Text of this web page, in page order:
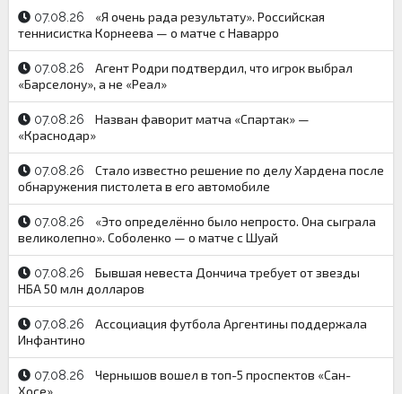
07.08.26
«Я очень рада результату». Российская
теннисистка Корнеева — о матче с Наварро
07.08.26
Агент Родри подтвердил, что игрок выбрал
«Барселону», а не «Реал»
07.08.26
Назван фаворит матча «Спартак» —
«Краснодар»
07.08.26
Стало известно решение по делу Хардена после
обнаружения пистолета в его автомобиле
07.08.26
«Это определённо было непросто. Она сыграла
великолепно». Соболенко — о матче с Шуай
07.08.26
Бывшая невеста Дончича требует от звезды
НБА 50 млн долларов
07.08.26
Ассоциация футбола Аргентины поддержала
Инфантино
07.08.26
Чернышов вошел в топ-5 проспектов «Сан-
Хосе»